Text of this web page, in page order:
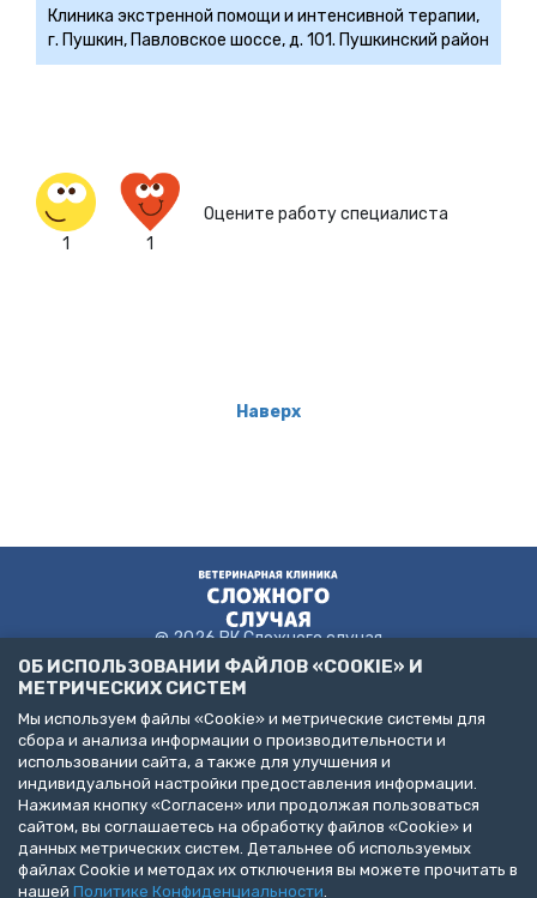
Клиника экстренной помощи и интенсивной терапии,
г. Пушкин, Павловское шоссе, д. 101. Пушкинский район
1 1
Оцените работу специалиста
Наверх
@ 2026 ВК Сложного случая
ДЕЛАЙТЕ БИЗНЕС С НАМИ!
Представлена информация об услугах следующих клиник:
Санкт-Петербург, пр. Народного Ополчения, д. 19, к. 1. (ООО
"НЕОТЛОЖНАЯ ВЕТЕРИНАРИЯ")
Санкт-Петербург, ул. Бухарестская, д. 122, к. 2 (ООО "КВМК")
Пользовательское соглашение
Политика конфиденциальности
Публичная оферта
ОБ ИСПОЛЬЗОВАНИИ ФАЙЛОВ «COOKIE» И
МЕТРИЧЕСКИХ СИСТЕМ
Мы используем файлы «Cookie» и метрические системы для
сбора и анализа информации о производительности и
использовании сайта, а также для улучшения и
индивидуальной настройки предоставления информации.
Нажимая кнопку «Согласен» или продолжая пользоваться
сайтом, вы соглашаетесь на обработку файлов «Cookie» и
данных метрических систем. Детальнее об используемых
файлах Cookie и методах их отключения вы можете прочитать в
нашей Политике Конфиденциальности.